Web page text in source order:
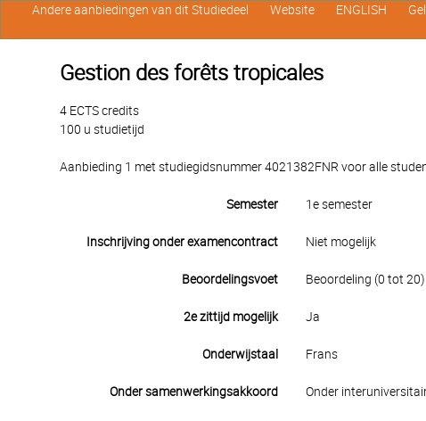
Gestion des forêts tropicales
4 ECTS credits
100 u studietijd
Aanbieding 1 met studiegidsnummer 4021382FNR voor alle
Semester 1e semester
Inschrijving onder examencontract Niet mogelijk
Beoordelingsvoet Beoordeling (0 tot 20)
2e zittijd mogelijk Ja
Onderwijstaal Frans
Onder samenwerkingsakkoord Onder
Andere aanbiedingen van dit Studiedeel Website ENGLISH